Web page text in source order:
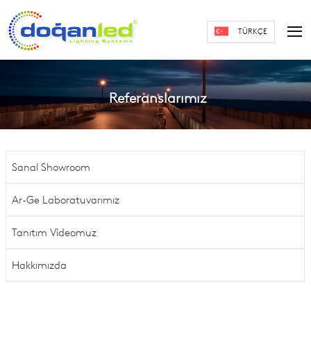
TÜRKÇE
Referanslarımız
Sanal Showroom
Ar-Ge Laboratuvarımız
Tanıtım Videomuz
Hakkımızda